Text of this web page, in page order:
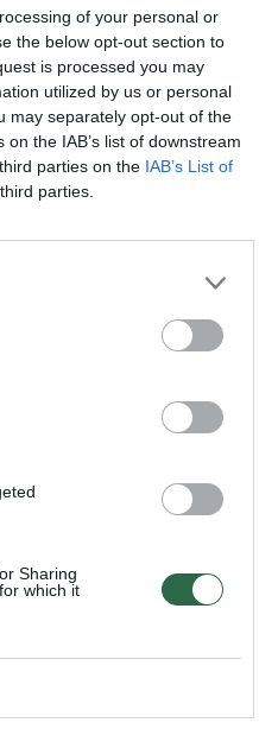
of your personal or
the below opt-out section to
is processed you may
utilized by us or personal
may separately opt-out of the
the IAB’s list of downstream
parties on the IAB’s List of
parties.
Sharing
which it
Nufilmavo, kaip
Vakarinis
Žinios | Lietuvos